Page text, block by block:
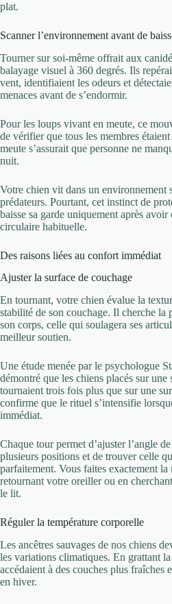
plat.
Scanner l’environnement avant de
Tourner sur soi-même offrait aux
balayage visuel à 360 degrés. Ils
vent, identifiaient les odeurs et
menaces avant de s’endormir.
Pour les loups vivant en meute, ce
de vérifier que tous les membres
meute s’assurait que personne ne
nuit.
Votre chien vit dans un environnement
prédateurs. Pourtant, cet instinct de
baisse sa garde uniquement après
circulaire habituelle.
Des raisons liées au confort immédiat
Ajuster la surface de couchage
En tournant, votre chien évalue la
stabilité de son couchage. Il cherche la
son corps, celle qui soulagera ses
meilleur soutien.
Une étude menée par le psychologue
démontré que les chiens placés sur
tournaient trois fois plus que sur une
confirme que le rituel s’intensifie
immédiat.
Chaque tour permet d’ajuster l’angle
plusieurs positions et de trouver celle
parfaitement. Vous faites exactement la
retournant votre oreiller ou en
le lit.
Réguler la température corporelle
Les ancêtres sauvages de nos chiens
les variations climatiques. En grattant
accédaient à des couches plus fraîches
en hiver.